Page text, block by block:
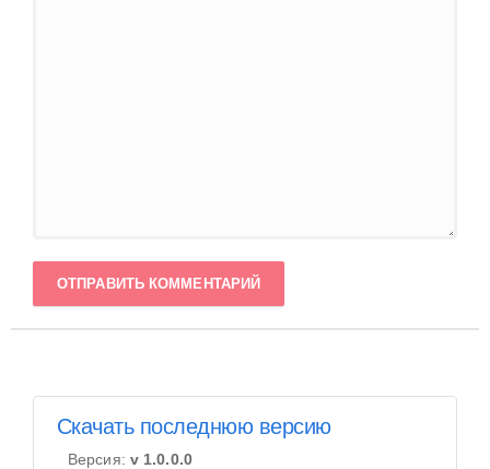
ОТПРАВИТЬ КОММЕНТАРИЙ
Скачать последнюю версию
Версия: v 1.0.0.0